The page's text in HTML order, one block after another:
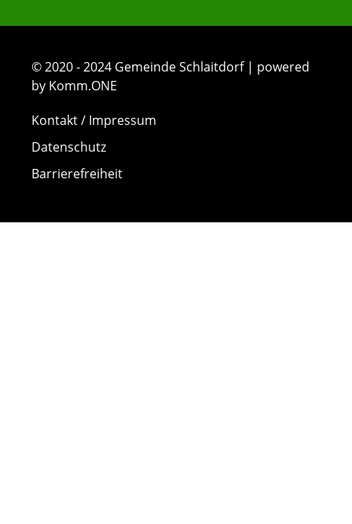
© 2020 - 2024 Gemeinde Schlaitdorf | powered
by Komm.ONE
Kontakt / Impressum
Datenschutz
Barrierefreiheit